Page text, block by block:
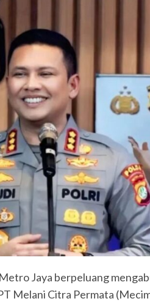
Jaya berpeluang
Melani Citra Permata